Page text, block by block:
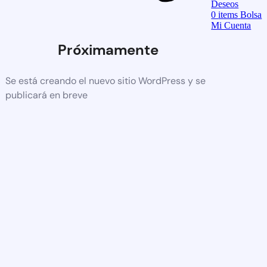
Próximamente
Se está creando el nuevo sitio WordPress y se
publicará en breve
Deseos
0items Bolsa
Mi Cuenta